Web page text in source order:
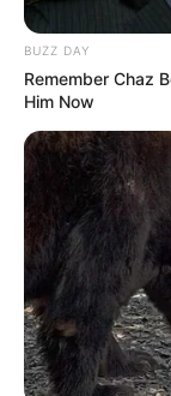
BUZZ DAY
Remember Chaz
Him Now